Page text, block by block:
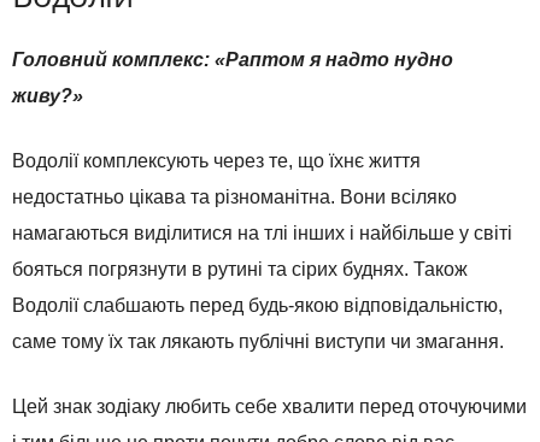
Головний комплекс: «Раптом я надто нудно
живу?»
Водолії комплексують через те, що їхнє життя
недостатньо цікава та різноманітна. Вони всіляко
намагаються виділитися на тлі інших і найбільше у світі
бояться погрязнути в рутині та сірих буднях. Також
Водолії слабшають перед будь-якою відповідальністю,
саме тому їх так лякають публічні виступи чи змагання.
Цей знак зодіаку любить себе хвалити перед оточуючими